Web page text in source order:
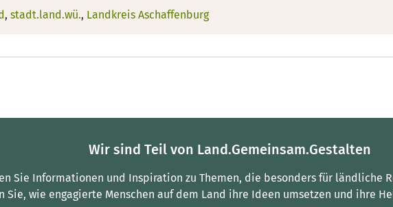
, stadt.land.wü., Landkreis Aschaffenburg
Wir sind Teil von Land.Gemeinsam.Gestalten
Sie Informationen und Inspiration zu Themen, die besonders für ländliche
Sie, wie engagierte Menschen auf dem Land ihre Ideen umsetzen und ihre